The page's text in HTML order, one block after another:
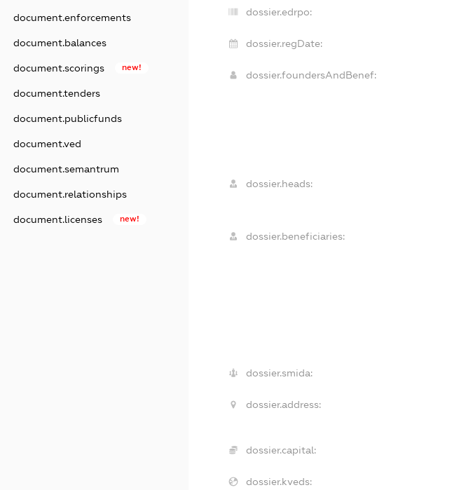
document.enforcements
document.balances
document.scorings new!
document.tenders
document.publicfunds
document.ved
document.semantrum
document.relationships
document.licenses new!
dossier.edrpo:
dossier.regDate:
dossier.foundersAndBenef:
dossier.heads:
dossier.beneficiaries:
dossier.smida:
dossier.address:
dossier.capital:
dossier.kveds: